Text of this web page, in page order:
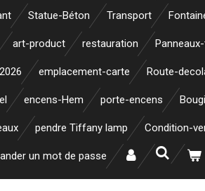
Statue-Béton Transport
art-product restauration
emplacement-carte Route-
encens-Hem porte-encens
pendre Tiffany lamp Condition-
un mot de passe